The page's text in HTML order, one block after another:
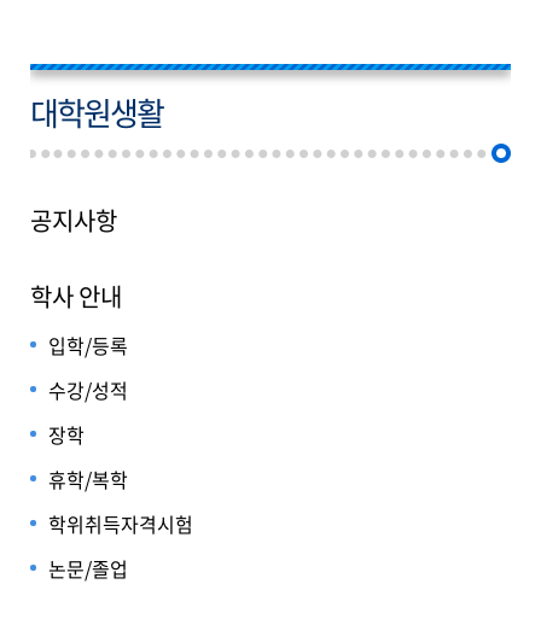
대학원생활
공지사항
학사 안내
입학/등록
수강/성적
장학
휴학/복학
학위취득자격시험
논문/졸업